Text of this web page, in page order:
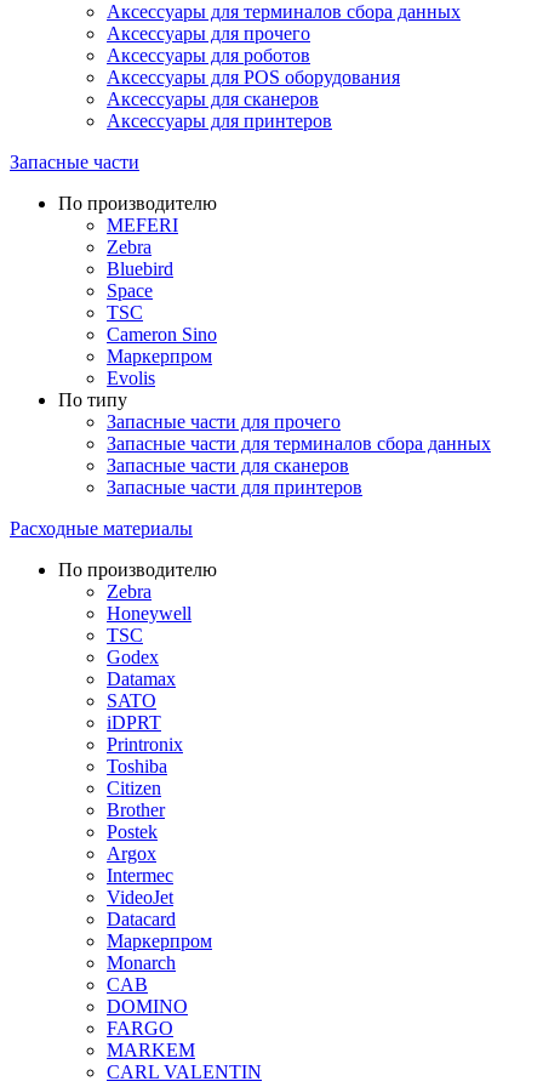
Аксессуары для терминалов сбора данных
Аксессуары для прочего
Аксессуары для роботов
Аксессуары для POS оборудования
Аксессуары для сканеров
Аксессуары для принтеров
Запасные части
По производителю
MEFERI
Zebra
Bluebird
Space
TSC
Cameron Sino
Маркерпром
Evolis
По типу
Запасные части для прочего
Запасные части для терминалов сбора данных
Запасные части для сканеров
Запасные части для принтеров
Расходные материалы
По производителю
Zebra
Honeywell
TSC
Godex
Datamax
SATO
iDPRT
Printronix
Toshiba
Citizen
Brother
Postek
Argox
Intermec
VideoJet
Datacard
Маркерпром
Monarch
CAB
DOMINO
FARGO
MARKEM
CARL VALENTIN